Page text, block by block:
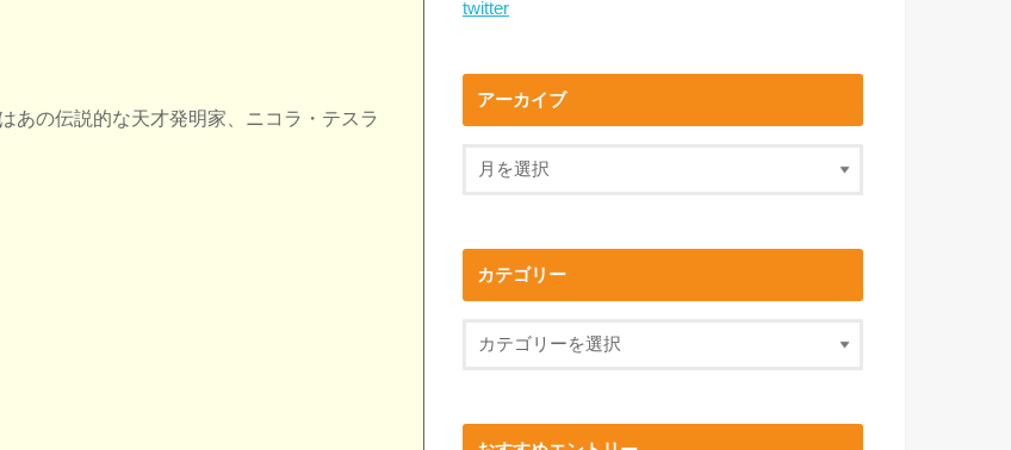
あの伝説的な天才発明家、ニコラ・テスラ
twitter
アーカイブ
カテゴリー